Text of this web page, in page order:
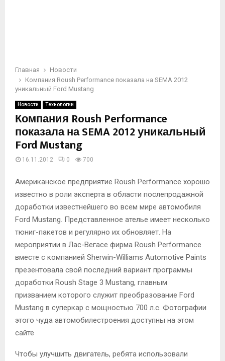
Главная
Новости
Компания Roush Performance показала на SEMA 2012
уникальный Ford Mustang
Новости Технологии
Компания Roush Performance
показала на SEMA 2012 уникальный
Ford Mustang
16.11.2012 0 700
Американское предприятие Roush Performance хорошо
известно в роли эксперта в области послепродажной
доработки известнейшего во всем мире автомобиля
Ford Mustang. Представленное ателье имеет несколько
тюниг-пакетов и регулярно их обновляет. На
мероприятии в Лас-Вегасе фирма Roush Performance
вместе с компанией Sherwin-Williams Automotive Paints
презентовала свой последний вариант программы
доработки Roush Stage 3 Mustang, главным
призванием которого служит преобразование Ford
Mustang в суперкар с мощностью 700 л.с. Фотографии
этого чуда автомобилестроения доступны на этом
сайте
Чтобы улучшить двигатель, ребята использовали